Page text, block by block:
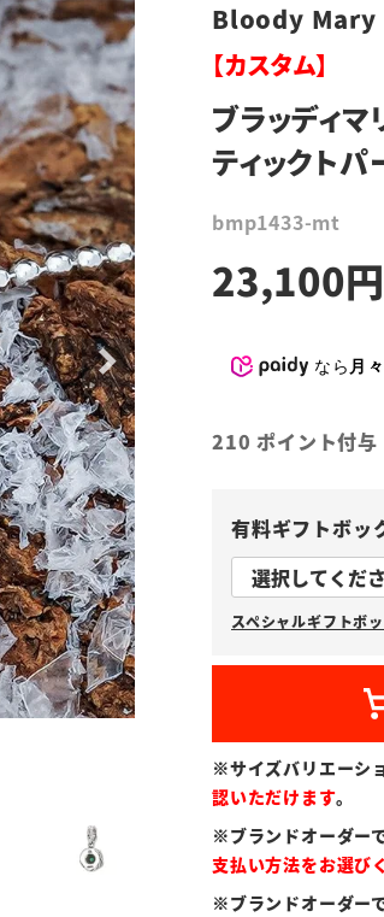
Bloody Mary
【カスタム】
ブラッディ
ティックトパ
bmp1433-mt
23,100
なら 月
210 ポイント付与
有料ギフトボッ
スペシャルギフトボ
※サイズバリエーシ
認いただけます。
※ブランドオーダー
支払い方法をお選び
※ブランドオーダー